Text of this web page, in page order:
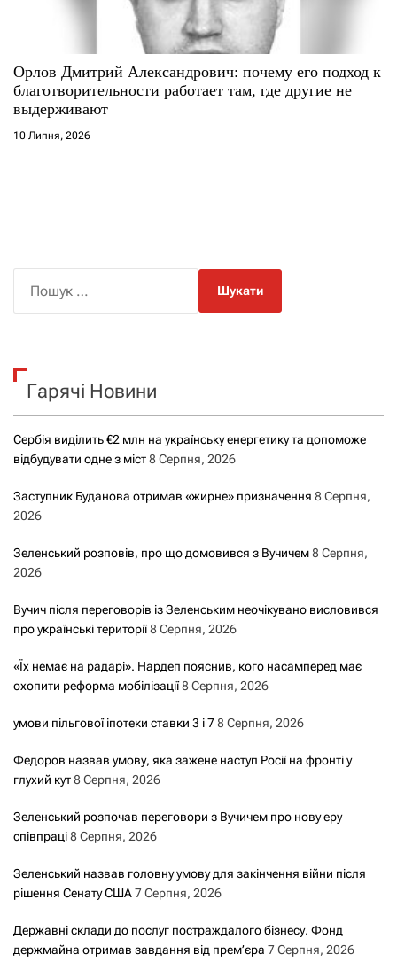
Орлов Дмитрий Александрович: почему его подход к
благотворительности работает там, где другие не
выдерживают
10 Липня, 2026
к
Гарячі Новини
Сербія виділить €2 млн на українську енергетику та допоможе
відбудувати одне з міст8 Серпня, 2026
Заступник Буданова отримав «жирне» призначення 8 Серпня,
2026
Зеленський розповів, про що домовився з Вучичем8 Серпня,
2026
Вучич після переговорів із Зеленським неочікувано висловився
про українські території8 Серпня, 2026
«Їх немає на радарі». Нардеп пояснив, кого насамперед має
охопити реформа мобілізації8 Серпня, 2026
умови пільгової іпотеки ставки 3 і 78 Серпня, 2026
Федоров назвав умову, яка зажене наступ Росії на фронті у
глухий кут8 Серпня, 2026
Зеленський розпочав переговори з Вучичем про нову еру
співпраці8 Серпня, 2026
Зеленський назвав головну умову для закінчення війни після
рішення Сенату США7 Серпня, 2026
Державні склади до послуг постраждалого бізнесу. Фонд
держмайна отримав завдання від прем’єра 7 Серпня, 2026